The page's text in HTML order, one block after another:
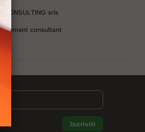
CONSULTING srls
consultant